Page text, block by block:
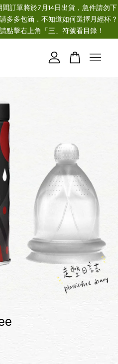
訂單將於7月14日出貨，急件請勿下
多多包涵．不知道如何選擇月經杯？
點擊右上角「三」符號看目錄！
前還是空的。